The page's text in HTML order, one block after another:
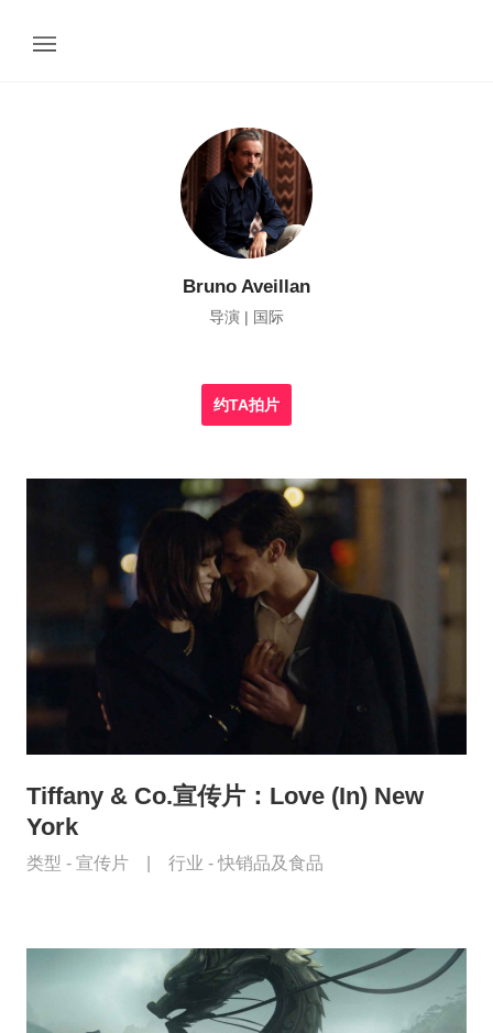
Bruno Aveillan
导演 | 国际
约TA拍片
Tiffany & Co.宣传片：Love (In) New
York
类型 - 宣传片 行业 -快销品及食品